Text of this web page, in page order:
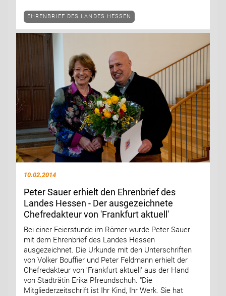
EHRENBRIEF DES LANDES HESSEN
10.02.2014
Peter Sauer erhielt den Ehrenbrief des
Landes Hessen - Der ausgezeichnete
Chefredakteur von 'Frankfurt aktuell'
Bei einer Feierstunde im Römer wurde Peter Sauer
mit dem Ehrenbrief des Landes Hessen
ausgezeichnet. Die Urkunde mit den Unterschriften
von Volker Bouffier und Peter Feldmann erhielt der
Chefredakteur von 'Frankfurt aktuell' aus der Hand
von Stadträtin Erika Pfreundschuh. "Die
Mitgliederzeitschrift ist Ihr Kind, Ihr Werk. Sie hat